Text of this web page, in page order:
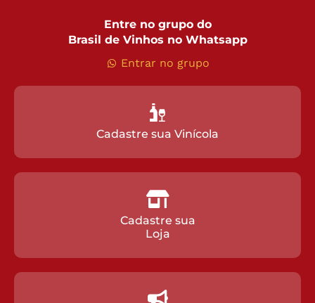
Entre no grupo do
Brasil de Vinhos no Whatsapp
Entrar no grupo
Cadastre sua Vinícola
Cadastre sua
Loja